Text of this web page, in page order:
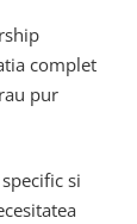
complet
pur
si